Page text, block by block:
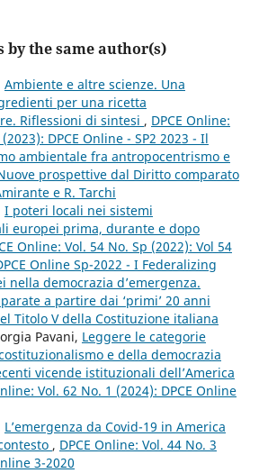
by the same author(s)
Ambiente e altre scienze. Una
per una ricetta
Riflessioni di sintesi , DPCE Online:
DPCE Online - SP2 2023 - Il
ambientale fra antropocentrismo e
prospettive dal Diritto comparato
e R. Tarchi
I poteri locali nei sistemi
europei prima, durante e dopo
Online: Vol. 54 No. Sp (2022): Vol 54
Online Sp-2022 - I Federalizing
nella democrazia d’emergenza.
a partire dai ‘primi’ 20 anni
Titolo V della Costituzione italiana
Pavani, Leggere le categorie
e della democrazia
vicende istituzionali dell’America
Vol. 62 No. 1 (2024): DPCE Online
L’emergenza da Covid-19 in America
, DPCE Online: Vol. 44 No. 3
3-2020